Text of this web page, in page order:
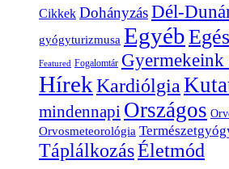
Cikkek DohányzásDél-
gyógyturizmusa Egyéb
Featured Fogalomtár Gyermekeink
HírekKardiólgia
mindennapi Országos
Orvosmeteorológia
TáplálkozásÉletmód